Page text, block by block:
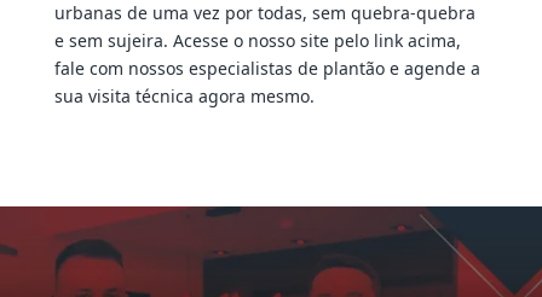
urbanas de uma vez por todas, sem quebra-quebra
e sem sujeira. Acesse o nosso site pelo link acima,
fale com nossos especialistas de plantão e agende a
sua visita técnica agora mesmo.